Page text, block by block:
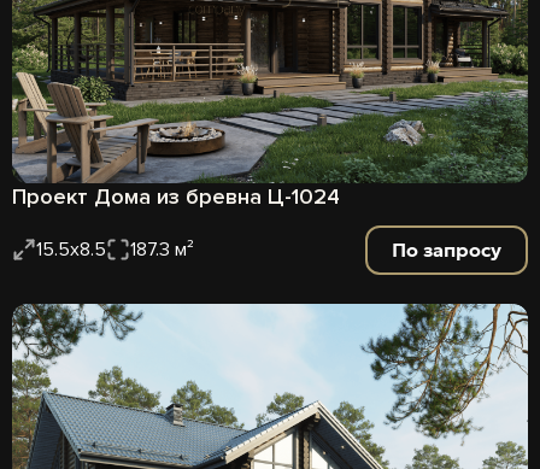
Проект Дома из бревна Ц-1024
15.5x8.5 187.3 м² По запросу